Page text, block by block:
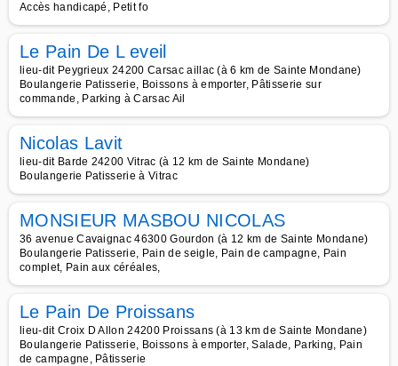
Accès handicapé, Petit fo
Le Pain De L eveil
lieu-dit Peygrieux 24200 Carsac aillac (à 6 km de Sainte Mondane)
Boulangerie Patisserie, Boissons à emporter, Pâtisserie sur
commande, Parking à Carsac Ail
Nicolas Lavit
lieu-dit Barde 24200 Vitrac (à 12 km de Sainte Mondane)
Boulangerie Patisserie à Vitrac
MONSIEUR MASBOU NICOLAS
36 avenue Cavaignac 46300 Gourdon (à 12 km de Sainte Mondane)
Boulangerie Patisserie, Pain de seigle, Pain de campagne, Pain
complet, Pain aux céréales,
Le Pain De Proissans
lieu-dit Croix D Allon 24200 Proissans (à 13 km de Sainte Mondane)
Boulangerie Patisserie, Boissons à emporter, Salade, Parking, Pain
de campagne, Pâtisserie